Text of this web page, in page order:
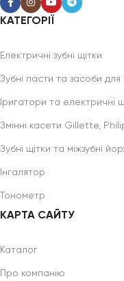
КАТЕГОРІЇ
Електричні зубні щітки
Зубні пасти та засоби
Іригатори та електричні
Змінні касети Gillette,
Зубні щітки та міжзубні
Інгалятор
Тонометр
КАРТА САЙТУ
Каталог
Про компанію